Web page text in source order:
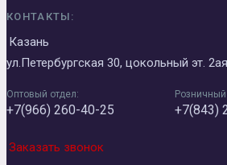
КОНТАКТЫ:
Казань
ул.Петербургская 30, цокольный эт.
Оптовый отдел:
+7(966) 260-40-25
Розничный
+7(843)
Заказать звонок